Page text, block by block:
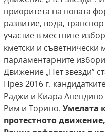
приоритета на новата
развитие, вода,
участие в местните
кметски и съветнически
парламентарните
Движение „Пет звезди”
През 2016 г.
Раджи и Киара Апендино
Рим и Торино. Умелата
протестното движение,